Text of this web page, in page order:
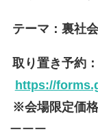
テーマ：裏社
取り置き予約：
https://
※会場限定価
ーーー